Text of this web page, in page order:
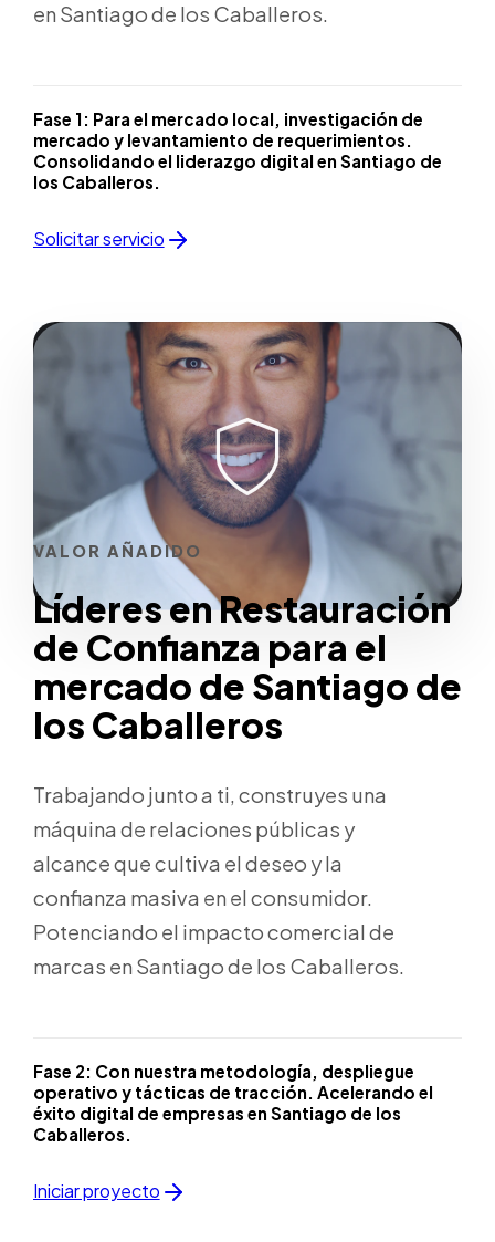
en Santiago de los Caballeros.
Fase 1: Para el mercado local, investigación de
mercado y levantamiento de requerimientos.
Consolidando el liderazgo digital en Santiago de
los Caballeros.
Solicitar servicio
VALOR AÑADIDO
Líderes en Restauración
de Confianza para el
mercado de Santiago de
los Caballeros
Trabajando junto a ti, construyes una
máquina de relaciones públicas y
alcance que cultiva el deseo y la
confianza masiva en el consumidor.
Potenciando el impacto comercial de
marcas en Santiago de los Caballeros.
Fase 2: Con nuestra metodología, despliegue
operativo y tácticas de tracción. Acelerando el
éxito digital de empresas en Santiago de los
Caballeros.
Iniciar proyecto